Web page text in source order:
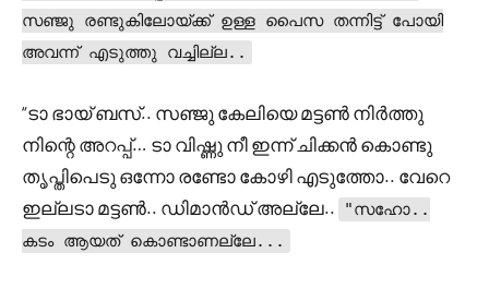
സഞ്ജു രണ്ടുകിലോയ്ക്ക് ഉള്ള പൈസ തന്നിട്ട് പോയി
അവന്ന് എടുത്തു വച്ചില്ല..
“ടാ ഭായ് ബസ്.. സഞ്ജു കേലിയെ മട്ടൺ നിർത്തു
നിന്റെ അറപ്പ്… ടാ വിഷ്ണു നീ ഇന്ന് ചിക്കൻ കൊണ്ടു
തൃപ്തിപെടു ഒന്നോ രണ്ടോ കോഴി എടുത്തോ.. വേറെ
ഇല്ലടാ മട്ടൺ.. ഡിമാൻഡ് അല്ലേ..
"സഹോ..
കടം ആയത് കൊണ്ടാണല്ലേ...